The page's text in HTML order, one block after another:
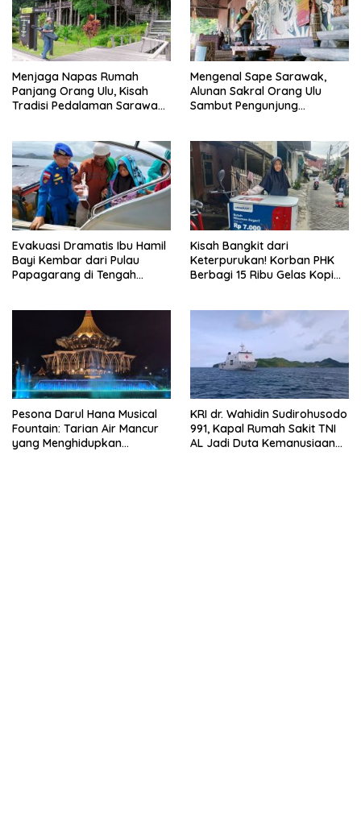
Menjaga Napas Rumah
Panjang Orang Ulu, Kisah
Tradisi Pedalaman Sarawak
Mengenal Sape Sarawak,
Alunan Sakral Orang Ulu
Sambut Pengunjung
Evakuasi Dramatis Ibu Hamil
Bayi Kembar dari Pulau
Papagarang di Tengah
Kisah Bangkit dari
Keterpurukan! Korban PHK
Berbagi 15 Ribu Gelas Kopi
Pesona Darul Hana Musical
Fountain: Tarian Air Mancur
yang Menghidupkan
KRI dr. Wahidin Sudirohusodo
991, Kapal Rumah Sakit TNI
AL Jadi Duta Kemanusiaan